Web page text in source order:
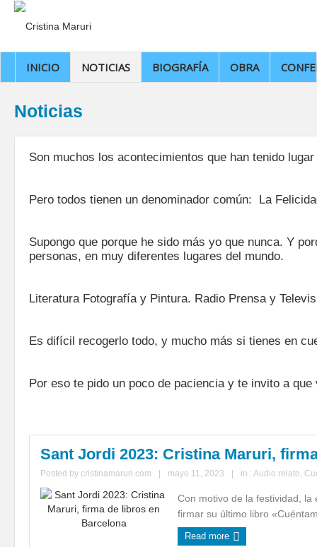
INICIO NOTICIAS BIOGRAFÍA OBRA
Noticias
Son muchos los acontecimientos que han tenido
Pero todos tienen un denominador común: La
Supongo que porque he sido más yo que nunca. Y
personas, en muy diferentes lugares del mundo.
Literatura Fotografía y Pintura. Radio Prensa y
Es difícil recogerlo todo, y mucho más si tienes en
Por eso te pido un poco de paciencia y te invito a
Sant Jordi 2023: Cristina Maruri,
Posted by cristinamaruri.com mayo 11, 2023 in : Audio relato,
Con motivo de la festividad,
firmar su último libro
Read more